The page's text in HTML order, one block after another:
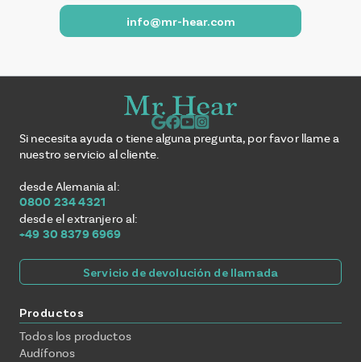
info@mr-hear.com
Si necesita ayuda o tiene alguna pregunta, por favor llame a
nuestro servicio al cliente.
desde Alemania al:
0800 234 4321
desde el extranjero al:
+49 30 8379 6969
Servicio de devolución de llamada
Productos
Todos los productos
Audífonos